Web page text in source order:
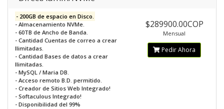
- 200GB de espacio en Disco.
- Almacenamiento NVMe.
- 60TB de Ancho de Banda.
- Cantidad Cuentas de correo a crear
Ilimitadas.
- Cantidad Bases de datos a crear
Ilimitadas.
- MySQL / Maria DB.
- Acceso remoto B.D. permitido.
- Creador de Sitios Web Integrado!
- Softaculous Integrado!
- Disponibilidad del 99%
$289900.00COP
Mensual
Pedir Ahora